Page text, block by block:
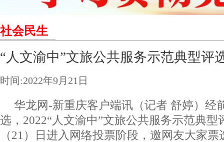
社会民生
“人文渝中”文旅公共服务示范典型评
时间:2022年9月21日
华龙网-新重庆客户端讯（记者 舒婷）经
选，2022“人文渝中”文旅公共服务示范典型
（21）日进入网络投票阶段，邀网友大家